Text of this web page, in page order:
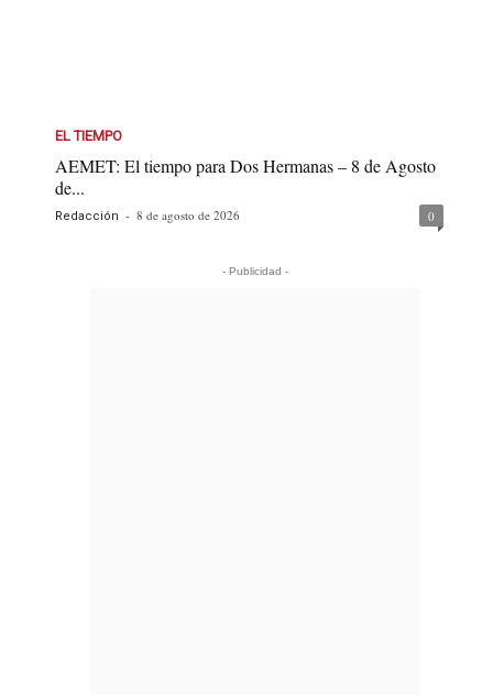
EL TIEMPO
AEMET: El tiempo para Dos Hermanas – 8 de Agosto
de...
Redacción - 8 de agosto de 2026 0
- Publicidad -